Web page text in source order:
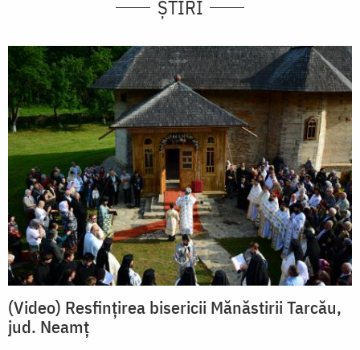
ȘTIRI
(Video) Resfințirea bisericii Mănăstirii Tarcău,
jud. Neamț